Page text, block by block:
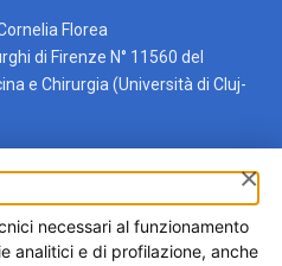
Florea
di Firenze N° 11560 del
e Chirurgia (Università di Cluj-
tuo interesse oppure visita la
×
necessari al funzionamento
analitici e di profilazione, anche